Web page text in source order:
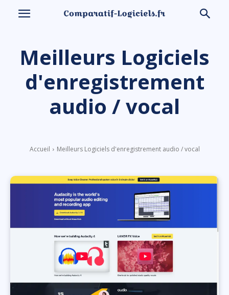
Meilleurs Logiciels
d'enregistrement
audio / vocal
Accueil Meilleurs Logiciels d'enregistrement audio / vocal